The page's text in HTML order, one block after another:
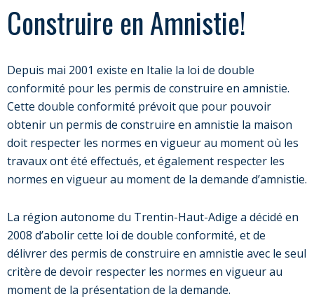
Construire en Amnistie!
Depuis mai 2001 existe en Italie la loi de double
conformité pour les permis de construire en amnistie.
Cette double conformité prévoit que pour pouvoir
obtenir un permis de construire en amnistie la maison
doit respecter les normes en vigueur au moment où les
travaux ont été effectués, et également respecter les
normes en vigueur au moment de la demande d’amnistie.
La région autonome du Trentin-Haut-Adige a décidé en
2008 d’abolir cette loi de double conformité, et de
délivrer des permis de construire en amnistie avec le seul
critère de devoir respecter les normes en vigueur au
moment de la présentation de la demande.